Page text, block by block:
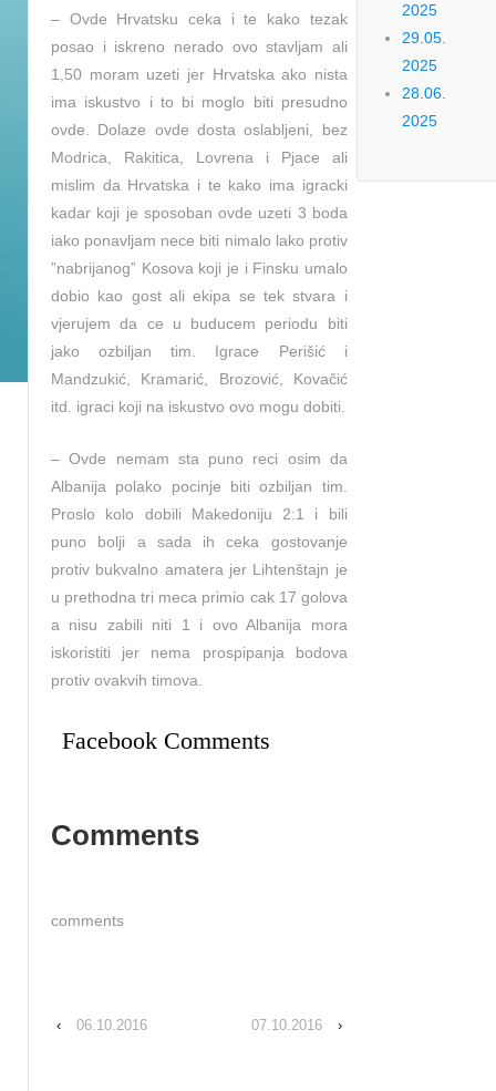
– Ovde Hrvatsku ceka i te kako tezak
posao i iskreno nerado ovo stavljam ali
1,50 moram uzeti jer Hrvatska ako nista
ima iskustvo i to bi moglo biti presudno
ovde. Dolaze ovde dosta oslabljeni, bez
Modrica, Rakitica, Lovrena i Pjace ali
mislim da Hrvatska i te kako ima igracki
kadar koji je sposoban ovde uzeti 3 boda
iako ponavljam nece biti nimalo lako protiv
”nabrijanog” Kosova koji je i Finsku umalo
dobio kao gost ali ekipa se tek stvara i
vjerujem da ce u buducem periodu biti
jako ozbiljan tim. Igrace Perišić i
Mandzukić, Kramarić, Brozović, Kovačić
itd. igraci koji na iskustvo ovo mogu dobiti.
– Ovde nemam sta puno reci osim da
Albanija polako pocinje biti ozbiljan tim.
Proslo kolo dobili Makedoniju 2:1 i bili
puno bolji a sada ih ceka gostovanje
protiv bukvalno amatera jer Lihtenštajn je
u prethodna tri meca primio cak 17 golova
a nisu zabili niti 1 i ovo Albanija mora
iskoristiti jer nema prospipanja bodova
protiv ovakvih timova.
Facebook Comments
Comments
comments
‹ 06.10.2016 07.10.2016 ›
2025
29.05.
2025
28.06.
2025